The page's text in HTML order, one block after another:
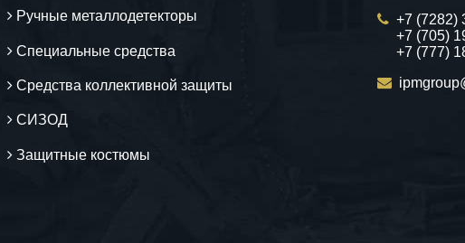
Ручные металлодетекторы
Специальные средства
Средства коллективной защиты
СИЗОД
Защитные костюмы
+7 (7282)
+7 (705)
+7 (777)